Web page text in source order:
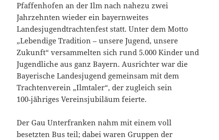
Pfaffenhofen an der Ilm nach nahezu zwei
Jahrzehnten wieder ein bayernweites
Landesjugendtrachtenfest statt. Unter dem Motto
„Lebendige Tradition – unsere Jugend, unsere
Zukunft“ versammelten sich rund 5.000 Kinder und
Jugendliche aus ganz Bayern. Ausrichter war die
Bayerische Landesjugend gemeinsam mit dem
Trachtenverein „Ilmtaler“, der zugleich sein
100‑jähriges Vereinsjubiläum feierte.
Der Gau Unterfranken nahm mit einem voll
besetzten Bus teil; dabei waren Gruppen der